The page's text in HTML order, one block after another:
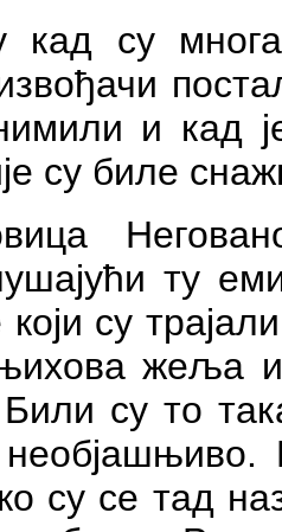
кад су
и кад
су биле
ту
су
жеља
су то
су се тад